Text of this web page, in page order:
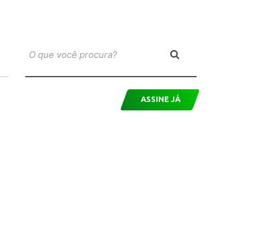
ASSINE JÁ